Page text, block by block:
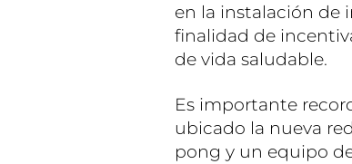
en la instalación de
finalidad de
de vida saludable.
Es importante
ubicado la nueva
pong y un equipo